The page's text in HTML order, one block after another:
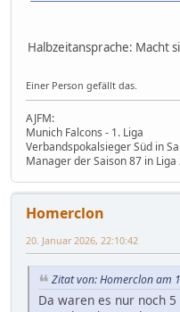
Halbzeitansprache: Macht
Einer Person gefällt das.
AJFM:
Munich Falcons - 1. Liga
Verbandspokalsieger Süd in
Manager der Saison 87 in Liga
Homerclon
20. Januar 2026, 22:10:42
Zitat von: Homerclon am
Da waren es nur noch